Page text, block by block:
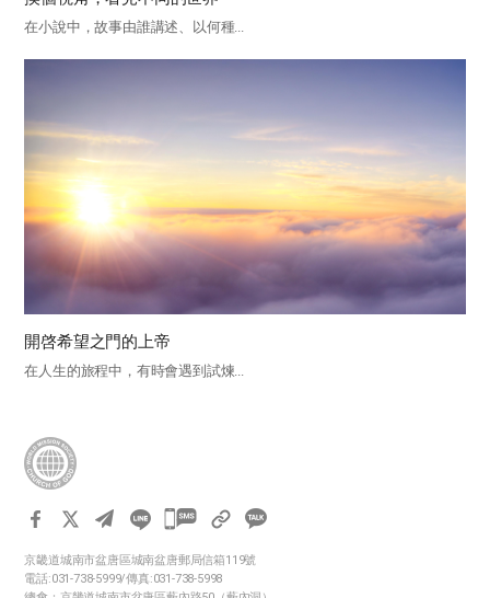
在小說中，故事由誰講述、以何種...
開啓希望之門的上帝
在人生的旅程中，有時會遇到試煉...
카
오
京畿道城南市盆唐區城南盆唐郵局信箱119號
電話:031-738-5999/傳真:031-738-5998